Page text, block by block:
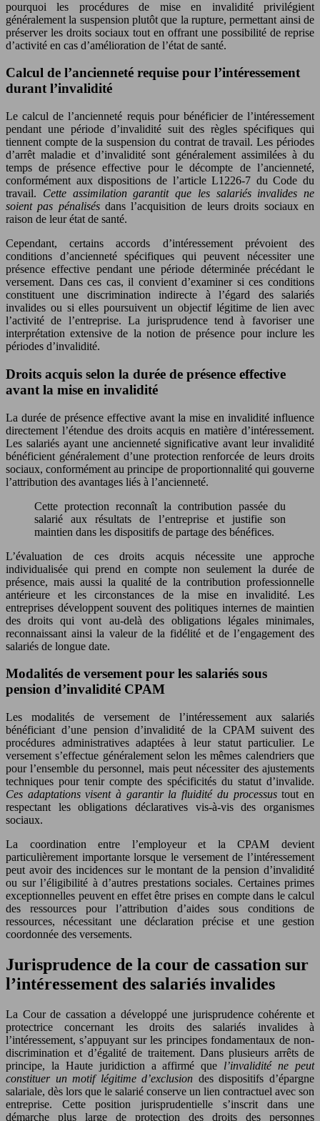
pourquoi les procédures de mise en invalidité privilégient
généralement la suspension plutôt que la rupture, permettant ainsi de
préserver les droits sociaux tout en offrant une possibilité de reprise
d’activité en cas d’amélioration de l’état de santé.
Calcul de l’ancienneté requise pour l’intéressement
durant l’invalidité
Le calcul de l’ancienneté requis pour bénéficier de l’intéressement
pendant une période d’invalidité suit des règles spécifiques qui
tiennent compte de la suspension du contrat de travail. Les périodes
d’arrêt maladie et d’invalidité sont généralement assimilées à du
temps de présence effective pour le décompte de l’ancienneté,
conformément aux dispositions de l’article L1226-7 du Code du
travail. Cette assimilation garantit que les salariés invalides ne
soient pas pénalisés dans l’acquisition de leurs droits sociaux en
raison de leur état de santé.
Cependant, certains accords d’intéressement prévoient des
conditions d’ancienneté spécifiques qui peuvent nécessiter une
présence effective pendant une période déterminée précédant le
versement. Dans ces cas, il convient d’examiner si ces conditions
constituent une discrimination indirecte à l’égard des salariés
invalides ou si elles poursuivent un objectif légitime de lien avec
l’activité de l’entreprise. La jurisprudence tend à favoriser une
interprétation extensive de la notion de présence pour inclure les
périodes d’invalidité.
Droits acquis selon la durée de présence effective
avant la mise en invalidité
La durée de présence effective avant la mise en invalidité influence
directement l’étendue des droits acquis en matière d’intéressement.
Les salariés ayant une ancienneté significative avant leur invalidité
bénéficient généralement d’une protection renforcée de leurs droits
sociaux, conformément au principe de proportionnalité qui gouverne
l’attribution des avantages liés à l’ancienneté.
Cette protection reconnaît la contribution passée du
salarié aux résultats de l’entreprise et justifie son
maintien dans les dispositifs de partage des bénéfices.
L’évaluation de ces droits acquis nécessite une approche
individualisée qui prend en compte non seulement la durée de
présence, mais aussi la qualité de la contribution professionnelle
antérieure et les circonstances de la mise en invalidité. Les
entreprises développent souvent des politiques internes de maintien
des droits qui vont au-delà des obligations légales minimales,
reconnaissant ainsi la valeur de la fidélité et de l’engagement des
salariés de longue date.
Modalités de versement pour les salariés sous
pension d’invalidité CPAM
Les modalités de versement de l’intéressement aux salariés
bénéficiant d’une pension d’invalidité de la CPAM suivent des
procédures administratives adaptées à leur statut particulier. Le
versement s’effectue généralement selon les mêmes calendriers que
pour l’ensemble du personnel, mais peut nécessiter des ajustements
techniques pour tenir compte des spécificités du statut d’invalide.
Ces adaptations visent à garantir la fluidité du processustout en
respectant les obligations déclaratives vis-à-vis des organismes
sociaux.
La coordination entre l’employeur et la CPAM devient
particulièrement importante lorsque le versement de l’intéressement
peut avoir des incidences sur le montant de la pension d’invalidité
ou sur l’éligibilité à d’autres prestations sociales. Certaines primes
exceptionnelles peuvent en effet être prises en compte dans le calcul
des ressources pour l’attribution d’aides sous conditions de
ressources, nécessitant une déclaration précise et une gestion
coordonnée des versements.
Jurisprudence de la cour de cassation sur
l’intéressement des salariés invalides
La Cour de cassation a développé une jurisprudence cohérente et
protectrice concernant les droits des salariés invalides à
l’intéressement, s’appuyant sur les principes fondamentaux de non-
discrimination et d’égalité de traitement. Dans plusieurs arrêts de
principe, la Haute juridiction a affirmé que l’invalidité ne peut
constituer un motif légitime d’exclusion des dispositifs d’épargne
salariale, dès lors que le salarié conserve un lien contractuel avec son
entreprise. Cette position jurisprudentielle s’inscrit dans une
démarche plus large de protection des droits des personnes